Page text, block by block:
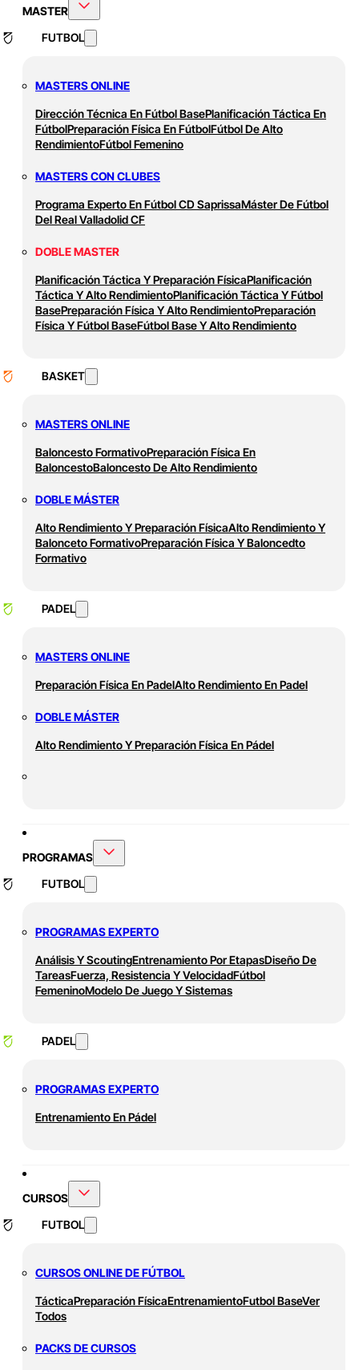
MASTER
FUTBOL
MASTERS ONLINE
Dirección Técnica En Fútbol BasePlanificación Táctica En
FútbolPreparación Física En FútbolFútbol De Alto
RendimientoFútbol Femenino
MASTERS CON CLUBES
Programa Experto En Fútbol CD SaprissaMáster De Fútbol
Del Real Valladolid CF
DOBLE MASTER
Planificación Táctica Y Preparación FísicaPlanificación
Táctica Y Alto RendimientoPlanificación Táctica Y Fútbol
BasePreparación Física Y Alto RendimientoPreparación
Física Y Fútbol BaseFútbol Base Y Alto Rendimiento
BASKET
MASTERS ONLINE
Baloncesto FormativoPreparación Física En
BaloncestoBaloncesto De Alto Rendimiento
DOBLE MÁSTER
Alto Rendimiento Y Preparación FísicaAlto Rendimiento Y
Balonceto FormativoPreparación Física Y Baloncedto
Formativo
PADEL
MASTERS ONLINE
Preparación Física En PadelAlto Rendimiento En Padel
DOBLE MÁSTER
Alto Rendimiento Y Preparación Física En Pádel
PROGRAMAS
FUTBOL
PROGRAMAS EXPERTO
Análisis Y ScoutingEntrenamiento Por EtapasDiseño De
TareasFuerza, Resistencia Y VelocidadFútbol
FemeninoModelo De Juego Y Sistemas
PADEL
PROGRAMAS EXPERTO
Entrenamiento En Pádel
CURSOS
FUTBOL
CURSOS ONLINE DE FÚTBOL
TácticaPreparación FísicaEntrenamientoFutbol BaseVer
Todos
PACKS DE CURSOS